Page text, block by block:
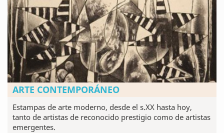
ARTE CONTEMPORÁNEO
Estampas de arte moderno, desde el s.XX hasta hoy,
tanto de artistas de reconocido prestigio como de artistas
emergentes.